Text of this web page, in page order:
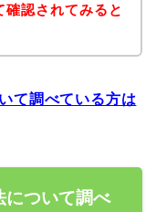
確認されてみると
て調べている方は
ついて調べ